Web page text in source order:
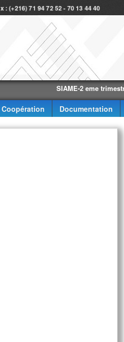
: (+216) 71 94 72 52 - 70 13 44 40
SIAME-2 eme trimestre-2026
Coopération Documentation